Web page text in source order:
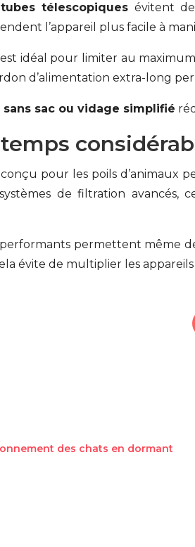
tubes télescopiques évitent
l’appareil plus facile à
est idéal pour limiter au maximum
d’alimentation extra-long
sac ou vidage simplifié
pour les poils d’animaux
de filtration avancés,
performants permettent même
évite de multiplier les
des chats en dormant